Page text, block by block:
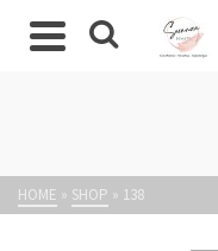
HOME » SHOP » 138